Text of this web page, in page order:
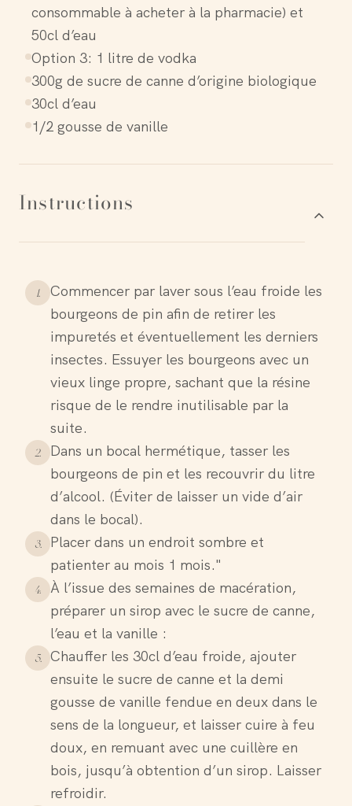
consommable à acheter à la pharmacie) et
50cl d’eau
Option 3: 1 litre de vodka
300g de sucre de canne d’origine biologique
30cl d’eau
1/2 gousse de vanille
Instructions
1.
Commencer par laver sous l’eau froide les
bourgeons de pin afin de retirer les
impuretés et éventuellement les derniers
insectes. Essuyer les bourgeons avec un
vieux linge propre, sachant que la résine
risque de le rendre inutilisable par la
suite.
2.
Dans un bocal hermétique, tasser les
bourgeons de pin et les recouvrir du litre
d’alcool. (Éviter de laisser un vide d’air
dans le bocal).
3.
Placer dans un endroit sombre et
patienter au mois 1 mois."
4.
À l’issue des semaines de macération,
préparer un sirop avec le sucre de canne,
l’eau et la vanille :
5.
Chauffer les 30cl d’eau froide, ajouter
ensuite le sucre de canne et la demi
gousse de vanille fendue en deux dans le
sens de la longueur, et laisser cuire à feu
doux, en remuant avec une cuillère en
bois, jusqu’à obtention d’un sirop. Laisser
refroidir.